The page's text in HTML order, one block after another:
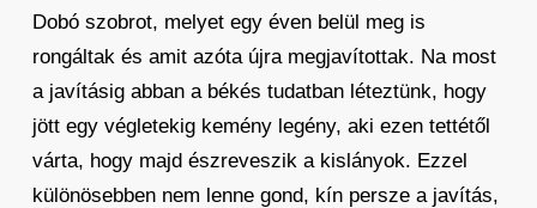
Dobó szobrot, melyet egy éven belül meg is
rongáltak és amit azóta újra megjavítottak. Na most
a javításig abban a békés tudatban léteztünk, hogy
jött egy végletekig kemény legény, aki ezen tettétől
várta, hogy majd észreveszik a kislányok. Ezzel
különösebben nem lenne gond, kín persze a javítás,